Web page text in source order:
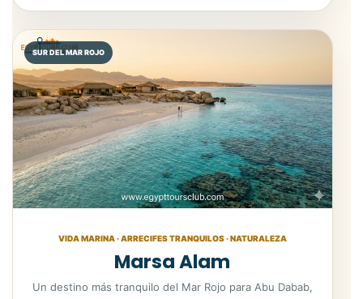
SUR DEL MAR ROJO
VIDA MARINA · ARRECIFES TRANQUILOS · NATURALEZA
Marsa Alam
Un destino más tranquilo del Mar Rojo para Abu Dabab,